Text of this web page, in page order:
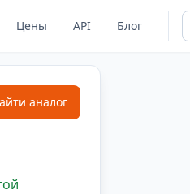
Цены API Блог
аналог